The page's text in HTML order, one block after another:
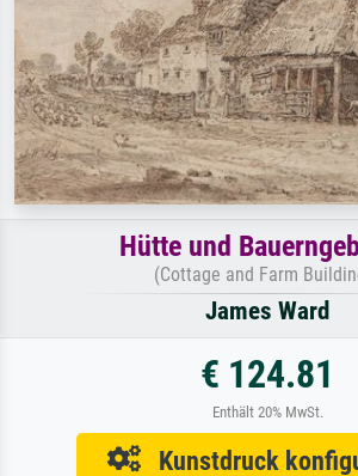
Hokusai, Akt.
Hütte und
(Cottage and Farm
James Ward
€ 124.81
Enthält 20% MwSt.
Kunstdruck